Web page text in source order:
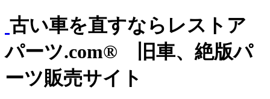
古い車を直すならレストア
パーツ.com® 旧車、絶版パ
ーツ販売サイト